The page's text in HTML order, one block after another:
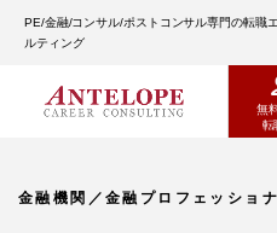
PE/金融/コンサル/ポストコンサル専門の転
ルティング
無
転
金融機関／金融プロフェッショ